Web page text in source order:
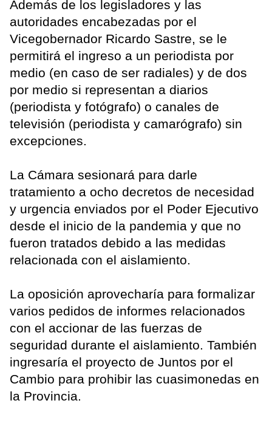
Además de los legisladores y las
autoridades encabezadas por el
Vicegobernador Ricardo Sastre, se le
permitirá el ingreso a un periodista por
medio (en caso de ser radiales) y de dos
por medio si representan a diarios
(periodista y fotógrafo) o canales de
televisión (periodista y camarógrafo) sin
excepciones.
La Cámara sesionará para darle
tratamiento a ocho decretos de necesidad
y urgencia enviados por el Poder Ejecutivo
desde el inicio de la pandemia y que no
fueron tratados debido a las medidas
relacionada con el aislamiento.
La oposición aprovecharía para formalizar
varios pedidos de informes relacionados
con el accionar de las fuerzas de
seguridad durante el aislamiento. También
ingresaría el proyecto de Juntos por el
Cambio para prohibir las cuasimonedas en
la Provincia.